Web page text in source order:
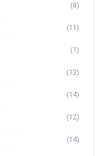
(8)
(11)
(1)
(12)
(14)
(12)
(14)